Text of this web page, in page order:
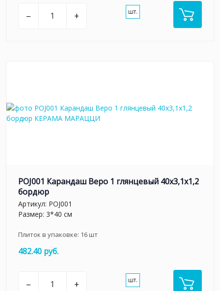
– + шт.
POJ001 Карандаш Веро 1 глянцевый 40x3,1x1,2
бордюр
Артикул: POJ001
Размер: 3*40 см
Плиток в упаковке: 16шт
482.40 руб.
– + шт.